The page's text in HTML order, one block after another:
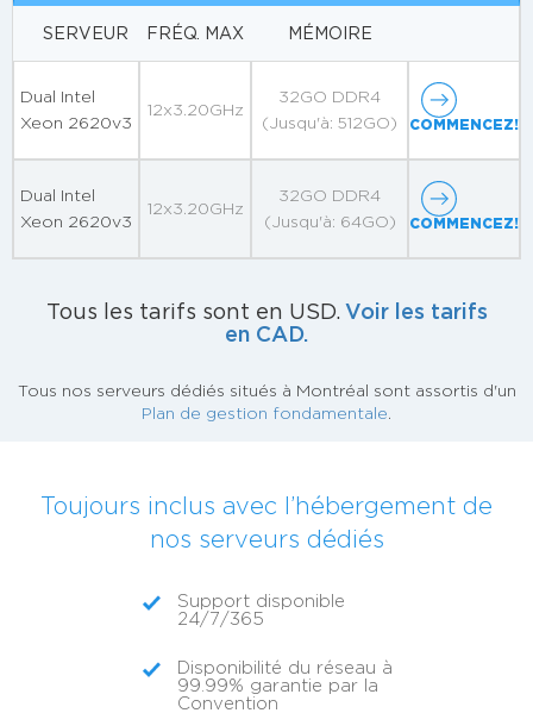
SERVEUR FRÉQ. MAX MÉMOIRE
Dual Intel
Xeon 2620v3
12x3.20GHz
32GO DDR4
(Jusqu'à: 512GO)
COMMENCEZ!
Dual Intel
Xeon 2620v3
12x3.20GHz
32GO DDR4
(Jusqu'à: 64GO)
COMMENCEZ!
Tous les tarifs sont en USD. Voir les tarifs
en CAD.
Tous nos serveurs dédiés situés à Montréal sont assortis d'un
Plan de gestion fondamentale
Toujours inclus avec l’hébergement de
nos serveurs dédiés
Support disponible
24/7/365
Disponibilité du réseau à
99.99% garantie par la
Convention